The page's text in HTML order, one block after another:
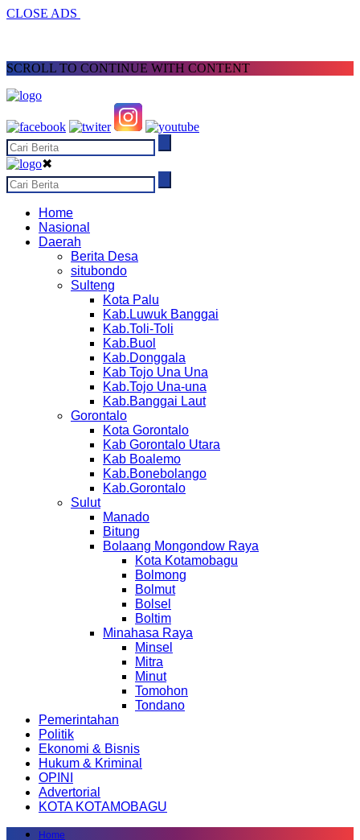
CLOSE ADS
SCROLL TO CONTINUE WITH CONTENT
✖
Home
Nasional
Daerah
Berita Desa
situbondo
Sulteng
Kota Palu
Kab.Luwuk Banggai
Kab.Toli-Toli
Kab.Buol
Kab.Donggala
Kab Tojo Una Una
Kab.Tojo Una-una
Kab.Banggai Laut
Gorontalo
Kota Gorontalo
Kab Gorontalo Utara
Kab Boalemo
Kab.Bonebolango
Kab.Gorontalo
Sulut
Manado
Bitung
Bolaang Mongondow Raya
Kota Kotamobagu
Bolmong
Bolmut
Bolsel
Boltim
Minahasa Raya
Minsel
Mitra
Minut
Tomohon
Tondano
Pemerintahan
Politik
Ekonomi & Bisnis
Hukum & Kriminal
OPINI
Advertorial
KOTA KOTAMOBAGU
Home